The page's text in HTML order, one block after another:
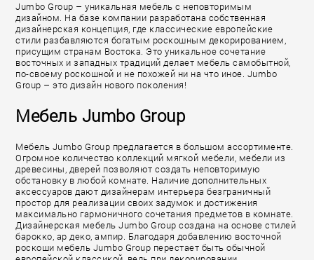
Jumbo Group – уникальная мебель с неповторимым
дизайном. На базе компании разработана собственная
дизайнерская концепция, где классические европейские
стили разбавляются богатым роскошным декорированием,
присущим странам Востока. Это уникальное сочетание
восточных и западных традиций делает мебель самобытной,
по-своему роскошной и не похожей ни на что иное. Jumbo
Group – это дизайн нового поколения!
Мебель Jumbo Group
Мебель Jumbo Group предлагается в большом ассортименте.
Огромное количество коллекций мягкой мебели, мебели из
древесины, дверей позволяют создать неповторимую
обстановку в любой комнате. Наличие дополнительных
аксессуаров дают дизайнерам интерьера безграничный
простор для реализации своих задумок и достижения
максимально гармоничного сочетания предметов в комнате.
Дизайнерская мебель Jumbo Group создана на основе стилей
барокко, ар деко, ампир. Благодаря добавлению восточной
роскоши мебель Jumbo Group перестает быть обычной